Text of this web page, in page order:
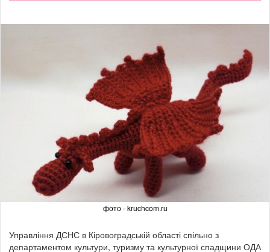
фото - kruchcom.ru
Управління ДСНС в Кіровоградській області спільно з
департаментом культури, туризму та культурної спадщини ОДА